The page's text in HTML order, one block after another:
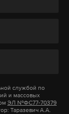
службой по
и массовых
ЭЛ №ФС77-70379
Таразевич А.А.